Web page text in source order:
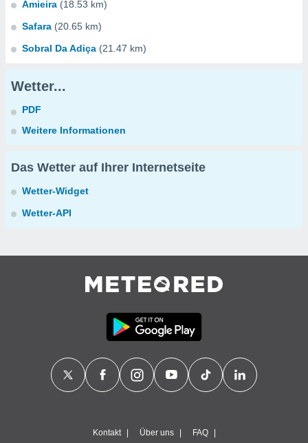
Amieira (18.53 km)
Safara (20.65 km)
Sobral Da Adiça (21.47 km)
Wetter...
PDF
Weitere Informationen
Das Wetter auf Ihrer Internetseite
Wetter-Widget
Wetter-API
Kontakt Über uns FAQ